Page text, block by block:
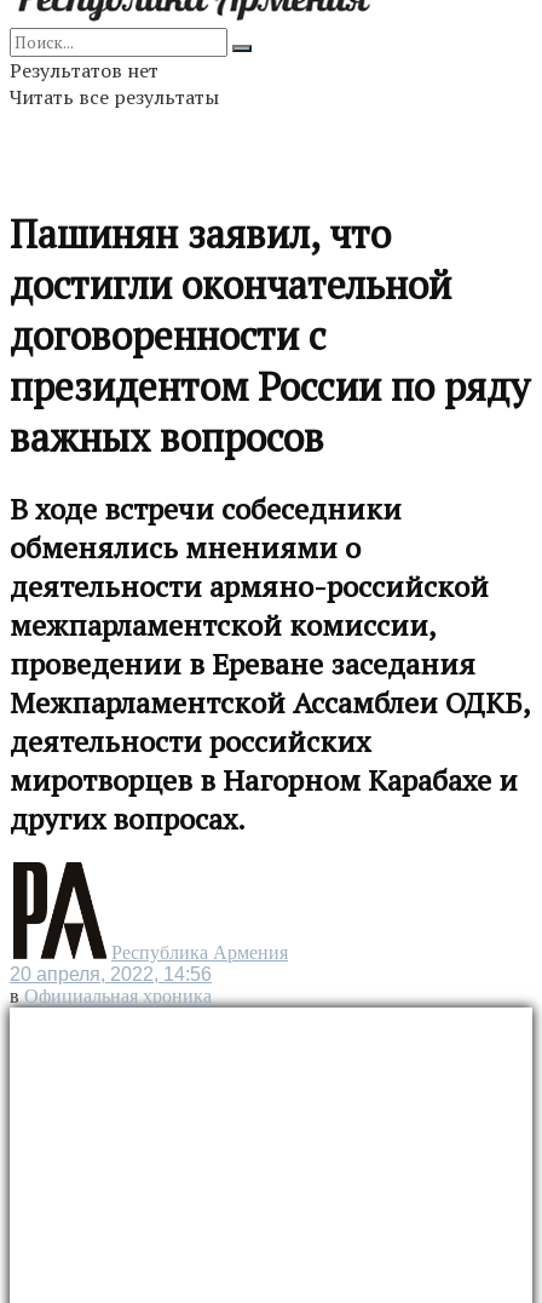
Результатов нет
Читать все результаты
Пашинян заявил, что
достигли окончательной
договоренности с
президентом России по ряду
важных вопросов
В ходе встречи собеседники
обменялись мнениями о
деятельности армяно-российской
межпарламентской комиссии,
проведении в Ереване заседания
Межпарламентской Ассамблеи ОДКБ,
деятельности российских
миротворцев в Нагорном Карабахе и
других вопросах.
Республика Армения
20 апреля, 2022, 14:56
в Официальная хроника